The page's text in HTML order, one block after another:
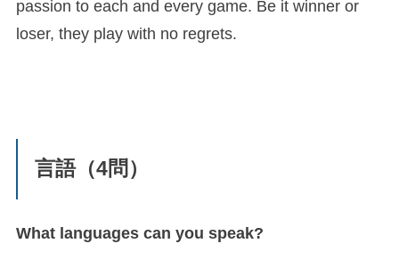
passion to each and every game. Be it winner or
loser, they play with no regrets.
言語（4問）
What languages can you speak?